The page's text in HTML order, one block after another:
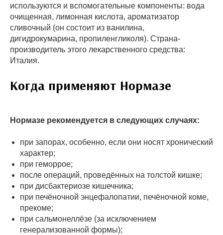
используются и вспомогательные компоненты: вода
очищенная, лимонная кислота, ароматизатор
сливочный (он состоит из ванилина,
дигидрокумарина, пропиленгликоля). Страна-
производитель этого лекарственного средства:
Италия.
Когда применяют Нормазе
Нормазе рекомендуется в следующих случаях:
при запорах, особенно, если они носят хронический
характер;
при геморрое;
после операций, проведённых на толстой кишке;
при дисбактериозе кишечника;
при печёночной энцефалопатии, печёночной коме,
прекоме;
при сальмонеллёзе (за исключением
генерализованной формы);